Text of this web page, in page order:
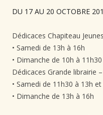
DU 17 AU 20 OCTOBRE
Dédicaces Chapiteau
• Samedi de 13h à 16h⁠
• Dimanche de 10h à 11h30⁠
Dédicaces Grande librairie
• Samedi de 11h30 à 13h
• Dimanche de 13h à 16h⁠